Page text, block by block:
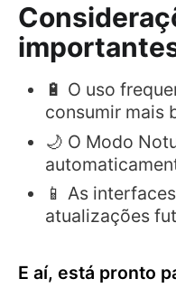
🔋 O uso
consumir mais
🌙 O Modo
📱 As
atualizações
E aí, está pronto